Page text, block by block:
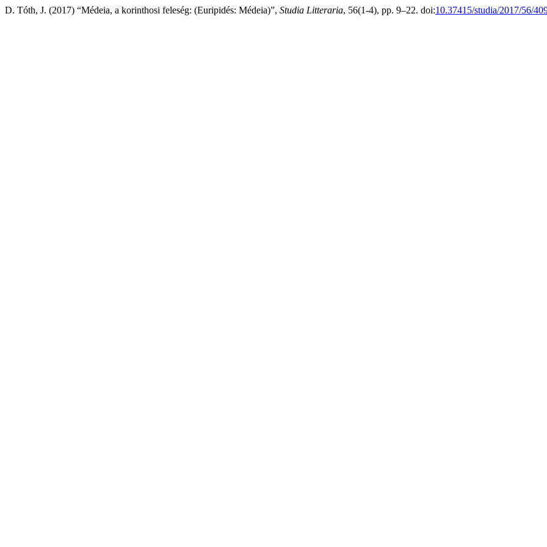
D. Tóth, J. (2017) “Médeia, a korinthosi feleség: (Euripidés: Médeia)”, Studia Litteraria, 56(1-4), pp. 9–22. doi:10.37415/studia/2017/56/